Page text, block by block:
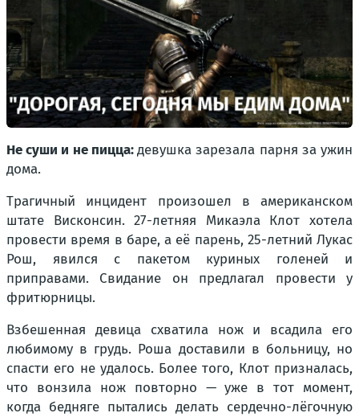
Не суши и не пицца:девушка зарезала парня за ужин
дома.
Трагичный инцидент произошел в американском
штате Висконсин. 27-летняя Микаэла Клот хотела
провести время в баре, а её парень, 25-летний Лукас
Рош, явился с пакетом куриных голеней и
приправами. Свидание он предлагал провести у
фритюрницы.
Взбешенная девица схватила нож и всадила его
любимому в грудь. Роша доставили в больницу, но
спасти его не удалось. Более того, Клот призналась,
что вонзила нож повторно — уже в тот момент,
когда бедняге пытались делать сердечно-лёгочную